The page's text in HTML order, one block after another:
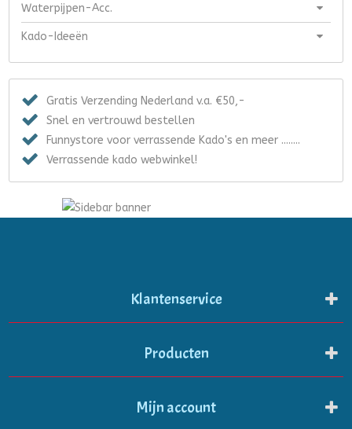
Waterpijpen-Acc.
Kado-Ideeën
Gratis Verzending Nederland v.a. €50,-
Snel en vertrouwd bestellen
Funnystore voor verrassende Kado's en meer ........
Verrassende kado webwinkel!
Klantenservice
Producten
Mijn account